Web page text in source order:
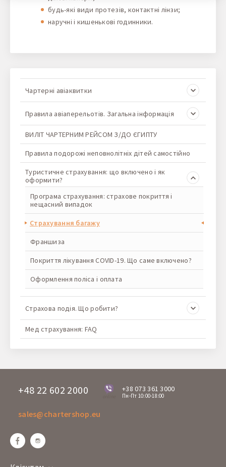
будь-які види протезів, контактні лінзи;
наручні і кишенькові годинники.
Чартерні авіаквитки
Правила авіаперельотів. Загальна інформація
ВИЛІТ ЧАРТЕРНИМ РЕЙСОМ З/ДО ЄГИПТУ
Правила подорожі неповнолітніх дітей самостійно
Туристичне страхування: що включено і як
оформити?
Програма страхування: страхове покриття і
нещасний випадок
Страхування багажу
Франшиза
Покриття лікування COVID-19. Що саме включено?
Оформлення поліса і оплата
Страхова подія. Що робити?
Мед страхування: FAQ
+48 22 602 2000 +38 073 361 3000
Пн-Пт 10:00-18:00
sales@chartershop.eu
кнопку налаштувань cookie, або в будь-який час,
перейшовши до нашої політики використання файлів